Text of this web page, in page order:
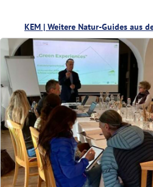
KEM | Weitere Natur-Guides aus